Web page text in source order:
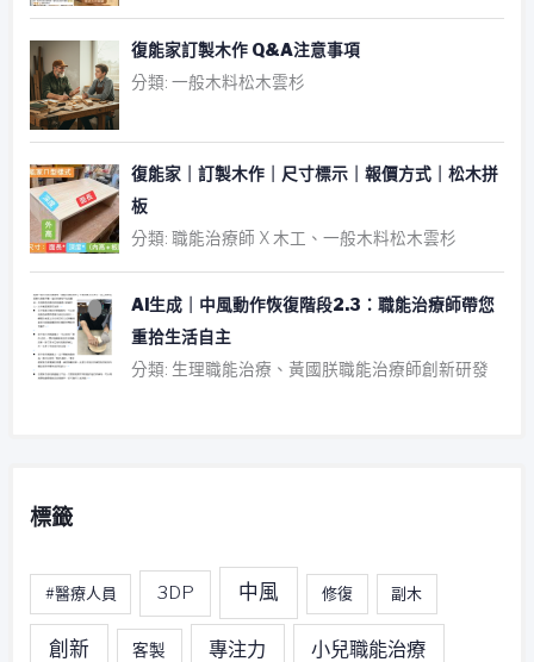
復能家訂製木作 Q&A注意事項
分類: 一般木料松木雲杉
復能家｜訂製木作｜尺寸標示｜報價方式｜松木拼
板
分類: 職能治療師 X 木工、一般木料松木雲杉
AI生成｜中風動作恢復階段2.3：職能治療師帶您
重拾生活自主
分類: 生理職能治療、黃國朕職能治療師創新研發
標籤
#醫療人員 3DP 中風 修復 副木
創新 客製 專注力 小兒職能治療